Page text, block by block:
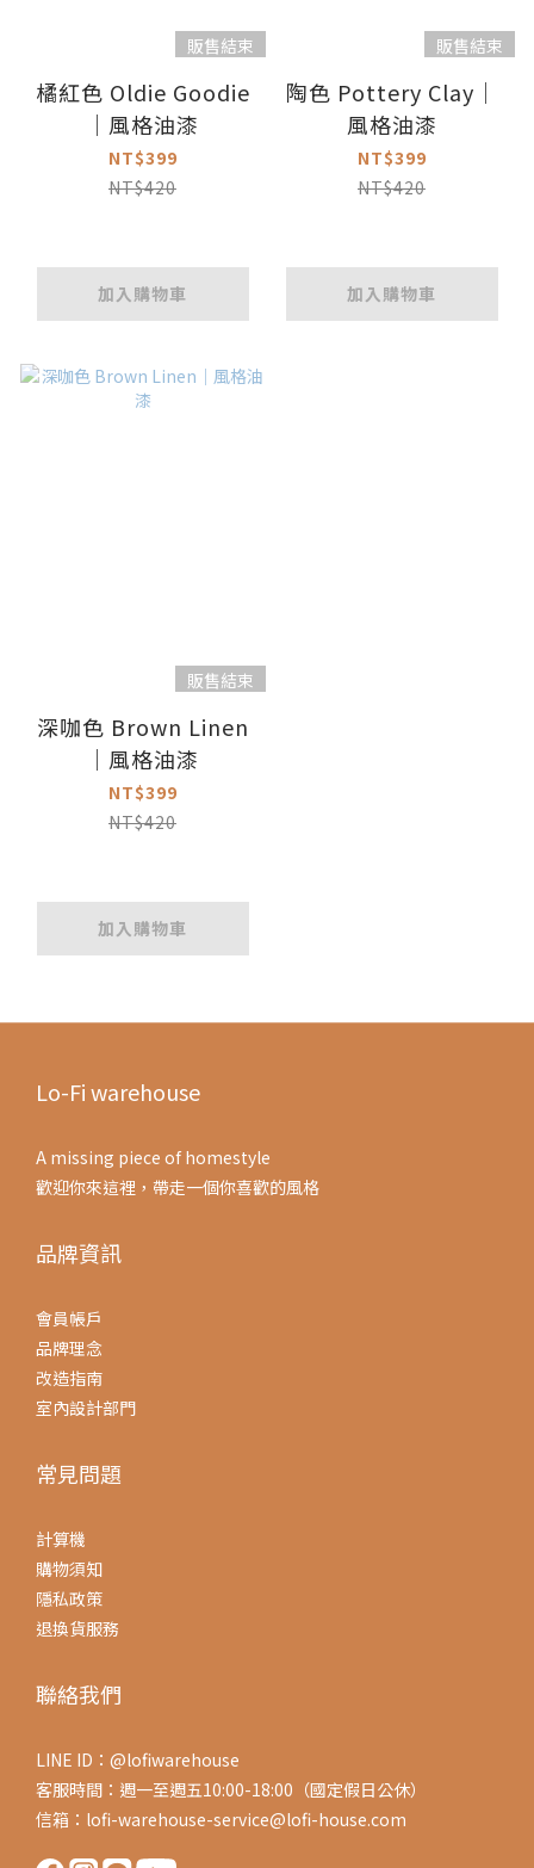
販售結束
橘紅色 Oldie Goodie
｜風格油漆
NT$399
NT$420
加入購物車
販售結束
陶色 Pottery Clay｜
風格油漆
NT$399
NT$420
加入購物車
販售結束
深咖色 Brown Linen
｜風格油漆
NT$399
NT$420
加入購物車
Lo-Fi warehouse
A missing piece of homestyle
歡迎你來這裡，帶走一個你喜歡的風格
品牌資訊
會員帳戶
品牌理念
改造指南
室內設計部門
常見問題
計算機
購物須知
隱私政策
退換貨服務
聯絡我們
LINE ID：@lofiwarehouse
客服時間：週一至週五10:00-18:00（國定假日公休）
信箱：lofi-warehouse-service@lofi-house.com